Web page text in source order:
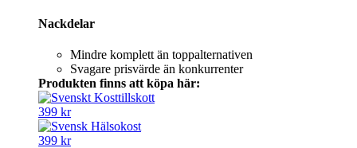
Nackdelar
Mindre komplett än toppalternativen
Svagare prisvärde än konkurrenter
Produkten finns att köpa här:
399 kr
399 kr